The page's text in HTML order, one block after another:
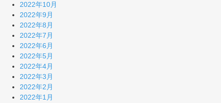
2022年10月
2022年9月
2022年8月
2022年7月
2022年6月
2022年5月
2022年4月
2022年3月
2022年2月
2022年1月